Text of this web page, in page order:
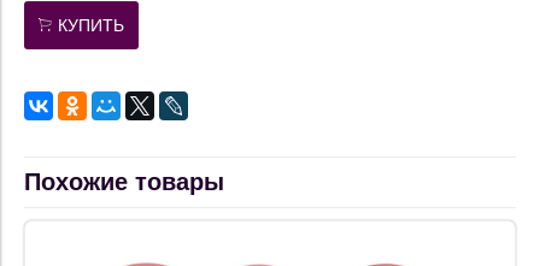
КУПИТЬ
Похожие товары